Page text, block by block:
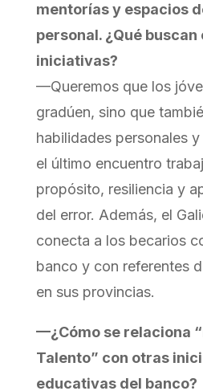
mentorías y espacios
personal. ¿Qué buscan
iniciativas?
—Queremos que los
gradúen, sino que
habilidades personales
el último encuentro
propósito, resiliencia y
del error. Además, el
conecta a los becarios
banco y con referentes
en sus provincias.
—¿Cómo se relaciona
Talento” con otras
educativas del banco?